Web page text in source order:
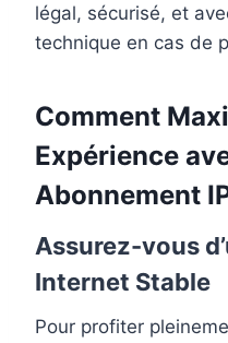
légal, sécurisé, et
technique en cas de
Comment
Expérience
Abonnement
Assurez-vous
Internet Stable
Pour profiter